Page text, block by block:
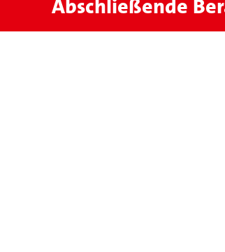
Abschließende